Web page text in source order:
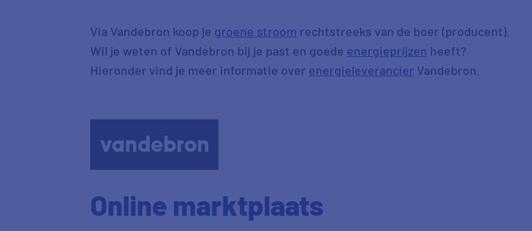
Via Vandebron koop je groene stroom rechtstreeks van de boer (producent).
Wil je weten of Vandebron bij je past en goede energieprijzen heeft?
Hieronder vind je meer informatie over energieleverancier Vandebron.
Online marktplaats